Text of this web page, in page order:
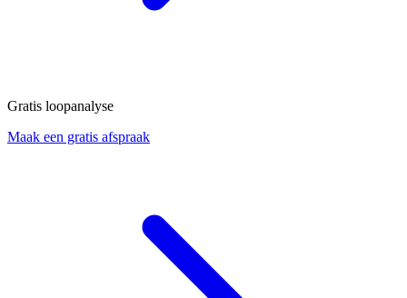
Gratis loopanalyse
Maak een gratis afspraak